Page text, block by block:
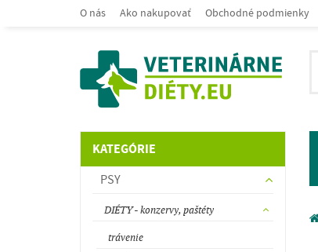
O nás Ako nakupovať Obchodné podmienky
KATEGÓRIE
PSY
DIÉTY - konzervy, paštéty
trávenie